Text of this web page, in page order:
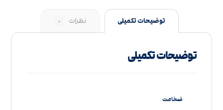
توضیحات تکمیلی نظرات ۰
توضیحات تکمیلی
ضخامت